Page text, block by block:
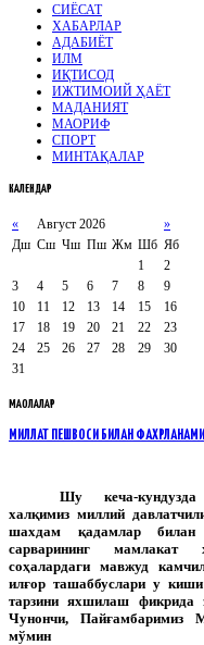
СИЁСАТ
ХАБАРЛАР
АДАБИЁТ
ИЛМ
ИҚТИСОД
ИЖТИМОИЙ ҲАЁТ
МАДАНИЯТ
МАОРИФ
СПОРТ
МИНТАҚАЛАР
КАЛЕНДАР
« Август 2026
»
Дш Сш Чш Пш Жм Шб Яб
1
2
3
4 5 6 7 8
9
10
11 12 13 14 15
16
17
18 19 20 21 22
23
24
25 26 27 28 29
30
31
МАҚОЛАЛАР
МИЛЛАТ ПЕШВОСИ БИЛАН
Шу кеча-кундузда
халқимиз миллий
шахдам қадамлар
сарварининг мамлакат
соҳалардаги мавжуд
илғор ташаббуслари у
тарзини яхшилаш фикрида
Чунончи, Пайғамбаримиз
мўмин